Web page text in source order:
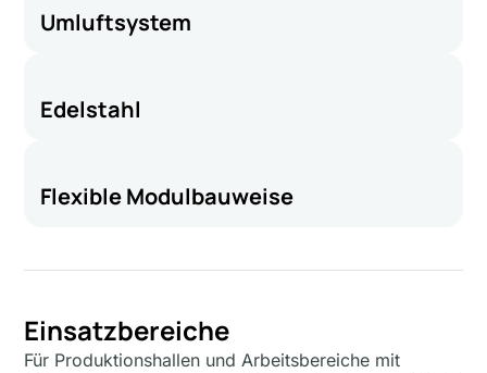
Umluftsystem
Edelstahl
Flexible Modulbauweise
Einsatzbereiche
Für Produktionshallen und Arbeitsbereiche mit